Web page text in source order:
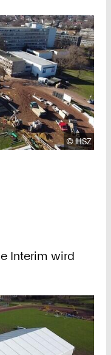
©HSZ
Interim wird